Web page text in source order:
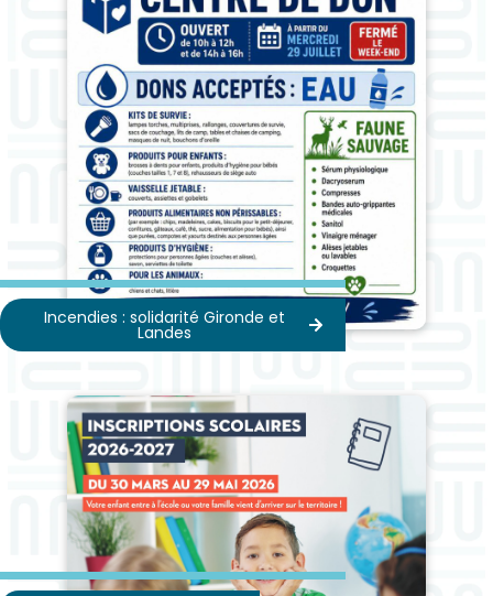
Incendies : solidarité Gironde et
Landes